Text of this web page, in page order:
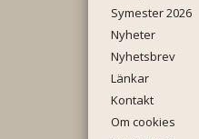
Symester 2026
Nyheter
Nyhetsbrev
Länkar
Kontakt
Om cookies